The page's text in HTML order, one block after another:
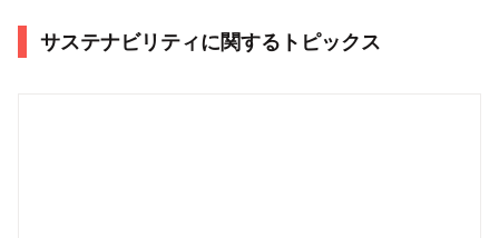
サステナビリティに関するトピックス